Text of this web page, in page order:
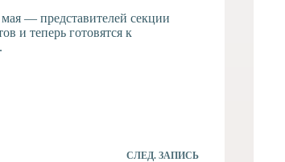
— представителей секции
и теперь готовятся к
СЛЕД. ЗАПИСЬ